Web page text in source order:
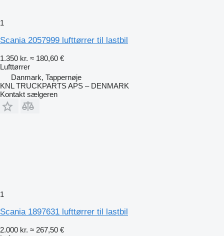
1
Scania 2057999 lufttørrer til lastbil
1.350 kr. ≈ 180,60 €
Lufttørrer
Danmark, Tappernøje
KNL TRUCKPARTS APS – DENMARK
Kontakt sælgeren
1
Scania 1897631 lufttørrer til lastbil
2.000 kr. ≈ 267,50 €